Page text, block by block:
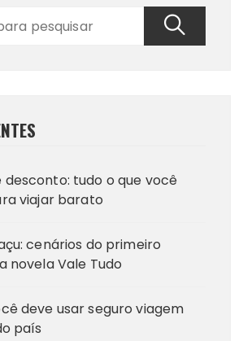
desconto: tudo o que você
viajar barato
cenários do primeiro
novela Vale Tudo
deve usar seguro viagem
país